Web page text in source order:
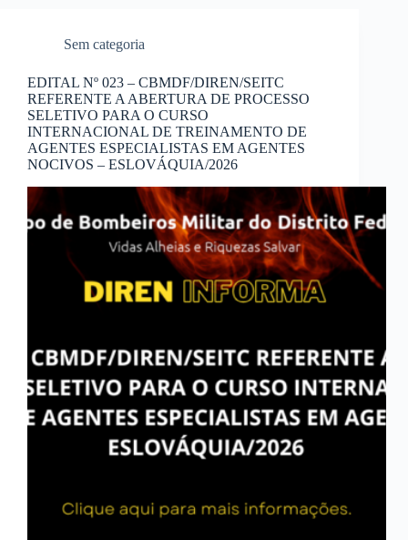
Sem categoria
EDITAL Nº 023 – CBMDF/DIREN/SEITC
REFERENTE A ABERTURA DE PROCESSO
SELETIVO PARA O CURSO
INTERNACIONAL DE TREINAMENTO DE
AGENTES ESPECIALISTAS EM AGENTES
NOCIVOS – ESLOVÁQUIA/2026